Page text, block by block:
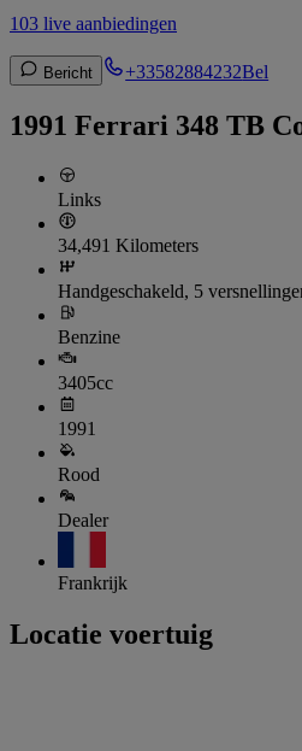
103 live aanbiedingen
Bericht +33582884232Bel
1991 Ferrari 348 TB
Links
34,491 Kilometers
Handgeschakeld, 5
Benzine
3405cc
1991
Rood
Dealer
Frankrijk
Locatie voertuig